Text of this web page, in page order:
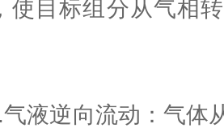
使目标组分从气相
逆向流动：气体